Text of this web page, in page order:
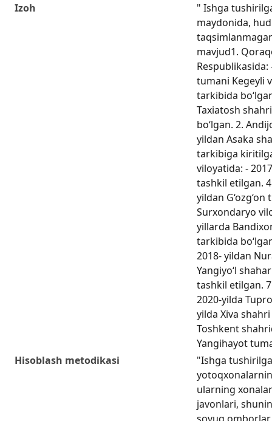
Izoh
" Ishga
maydonida,
mavjud1.
Respublikasida:
tumani Kegeyli
tarkibida
Taxiatosh
bo‘lgan. 2.
yildan Аsaka
tarkibiga
viloyatida: -
tashkil etilgan.
yildan
Surxondaryo
yillarda
tarkibida
2018- yildan
Yangiyo‘l
tashkil etilgan.
2020-yilda
yilda Xiva
Toshkent
Yangihayot
Hisoblash metodikasi
"Ishga
ularning
javonlari,